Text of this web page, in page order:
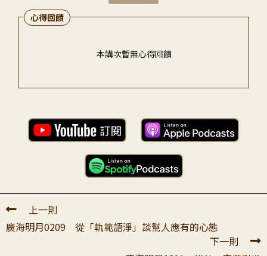
本講次暫無心得回饋
心得回饋
上一則
廣海明月0209 從「軌範語淨」談幫人應有的心態
下一則